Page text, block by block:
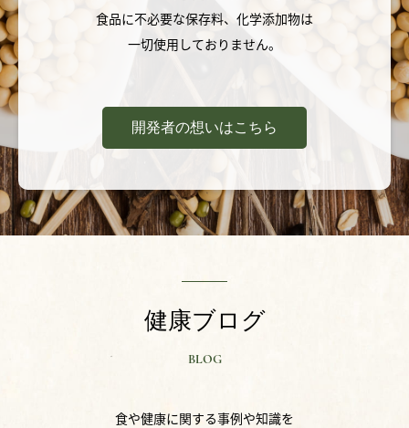
食品に不必要な保存料、化学添加物は
一切使用しておりません。
開発者の想いはこちら
健康ブログ
BLOG
食や健康に関する事例や知識を